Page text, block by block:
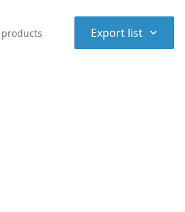
Export list ⌃